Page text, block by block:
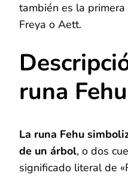
también es la
Freya o Aett.
runa Fehu
La runa Fehu
de un árbol, o dos
significado literal de